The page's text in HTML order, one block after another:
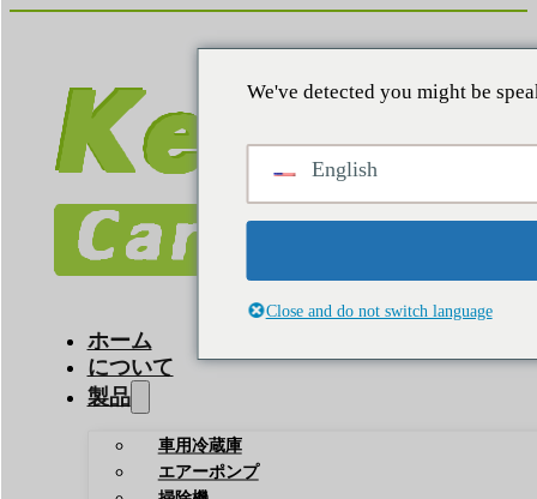
ホーム
について
製品
車用冷蔵庫
エアーポンプ
We've detected you might be
English
Close and do not switch language